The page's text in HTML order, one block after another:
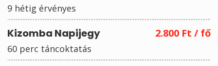
9 hétig érvényes
Kizomba Napijegy 2.800 Ft / fő
60 perc táncoktatás